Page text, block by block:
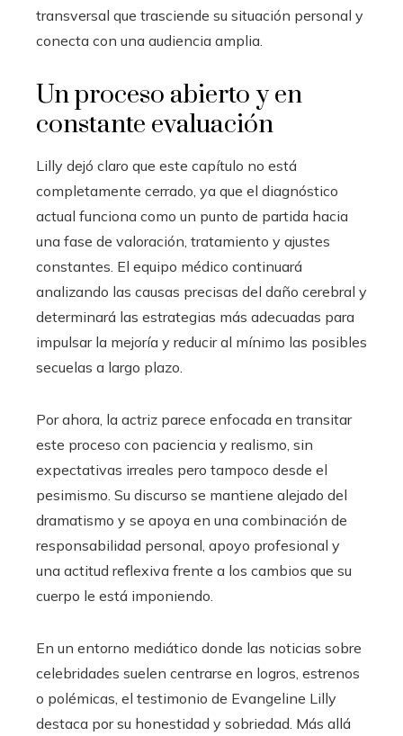
transversal que trasciende su situación personal y
conecta con una audiencia amplia.
Un proceso abierto y en
constante evaluación
Lilly dejó claro que este capítulo no está
completamente cerrado, ya que el diagnóstico
actual funciona como un punto de partida hacia
una fase de valoración, tratamiento y ajustes
constantes. El equipo médico continuará
analizando las causas precisas del daño cerebral y
determinará las estrategias más adecuadas para
impulsar la mejoría y reducir al mínimo las posibles
secuelas a largo plazo.
Por ahora, la actriz parece enfocada en transitar
este proceso con paciencia y realismo, sin
expectativas irreales pero tampoco desde el
pesimismo. Su discurso se mantiene alejado del
dramatismo y se apoya en una combinación de
responsabilidad personal, apoyo profesional y
una actitud reflexiva frente a los cambios que su
cuerpo le está imponiendo.
En un entorno mediático donde las noticias sobre
celebridades suelen centrarse en logros, estrenos
o polémicas, el testimonio de Evangeline Lilly
destaca por su honestidad y sobriedad. Más allá